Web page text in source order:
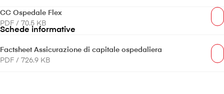
CC Ospedale Flex
PDF / 70.5 KB
Schede informative
Factsheet Assicurazione di capitale ospedaliera
PDF / 726.9 KB